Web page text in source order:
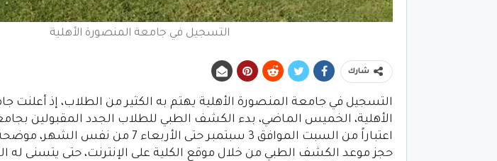
التسجيل في جامعة المنصورة الأهلية
شارك
التسجيل في جامعة المنصورة الأهلية يهتم به الكثير من الطلاب، إذ أعلنت
الأهلية، الخميس الماضي، بدء الكشف الطبي للطلاب الجدد المقبولين
اعتباراً من السبت الموافق 3 سبتمبر حتى
حجز موعد الكشف الطبي من خلال موقع الكلية على الإنترنت، حتى يتسنى له